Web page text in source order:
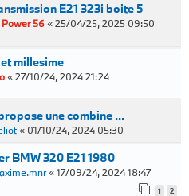
E21 323i boite 5
Power 56«25/04/25, 2025 09:50
millesime
«27/10/24, 2024 21:24
une combine ...
« 01/10/24, 2024 05:30
BMW 320 E21 1980
«17/09/24, 2024 18:47
1 2